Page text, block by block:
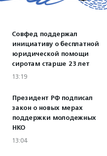
Совфед поддержал
инициативу о бесплатной
юридической помощи
сиротам старше 23 лет
13:19
Президент РФ подписал
закон о новых мерах
поддержки молодежных
НКО
13:04